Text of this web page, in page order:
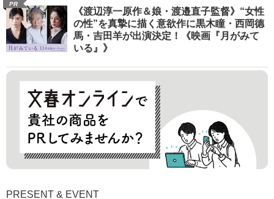
PR
《渡辺淳一原作＆娘・渡邉直子監督》“女性
の性”を真摯に描く意欲作に黒木瞳・西岡德
馬・吉田羊が出演決定！《映画『月がみて
いる』》
PRESENT & EVENT